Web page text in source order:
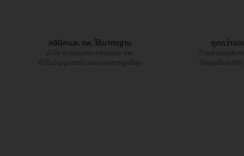
คลินิกและ รพ. ได้มาตรฐาน
มั่นใจ เราคัดเฉพาะคลินิกและ รพ.
ที่มีใบอนุญาตสถานประกอบการถูกต้อง
ถูกกว่าจอ
ด้วยส่วนลดพิเศ
ให้คุณเลือกบริก